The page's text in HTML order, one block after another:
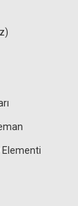
Elementi